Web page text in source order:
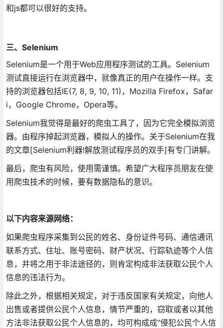
和js都可以很好的支持。
三、Selenium
Selenium是一个用于Web应用程序测试的工具。Selenium
测试直接运行在浏览器中，就像真正的用户在操作一样。支
持的浏览器包括IE(7, 8, 9, 10, 11)，Mozilla Firefox，Safar
i，Google Chrome，Opera等。
Selenium我觉得是最好的爬虫工具了，因为它完全模拟浏览
器。由程序掉起浏览器，模拟人的操作。关于Selenium在我
的文章[Selenium利器!解放测试程序员的双手]有专门讲解。
最后，爬虫有风险，使用需谨慎。希望广大程序员朋友在使
用爬虫技术的时候，要有数据隐私的意识。
以下内容来源网络：
如果爬虫程序采集到公民的姓名、身份证件号码、通信通讯
联系方式、住址、账号密码、财产状况、行踪轨迹等个人信
息，并将之用于非法途径的，则肯定构成非法获取公民个人
信息的违法行为。
除此之外，根据相关规定，对于违反国家有关规定，向他人
出售或者提供公民个人信息，情节严重的，窃取或者以其他
方法非法获取公民个人信息的，均可构成成“侵犯公民个人信